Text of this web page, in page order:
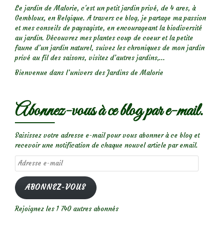
Le jardin de Malorie, c'est un petit jardin privé, de 4 ares, à
Gembloux, en Belgique. A travers ce blog, je partage ma passion
et mes conseils de paysagiste, en encourageant la biodiversité
au jardin. Découvrez mes plantes coup de coeur et la petite
faune d’un jardin naturel, suivez les chroniques de mon jardin
privé au fil des saisons, visitez d’autres jardins,...
Bienvenue dans l’univers des Jardins de Malorie
Abonnez-vous à ce blog par e-mail.
Saisissez votre adresse e-mail pour vous abonner à ce blog et
recevoir une notification de chaque nouvel article par email.
Adresse
e-
mail
ABONNEZ-VOUS
Rejoignez les 1 740 autres abonnés